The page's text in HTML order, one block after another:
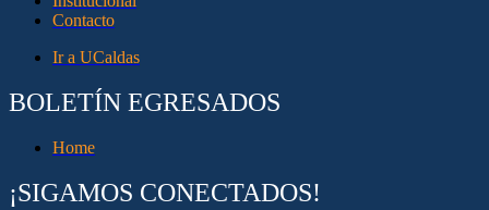
Contacto
Ir a UCaldas
BOLETÍN EGRESADOS
Home
¡SIGAMOS CONECTADOS!